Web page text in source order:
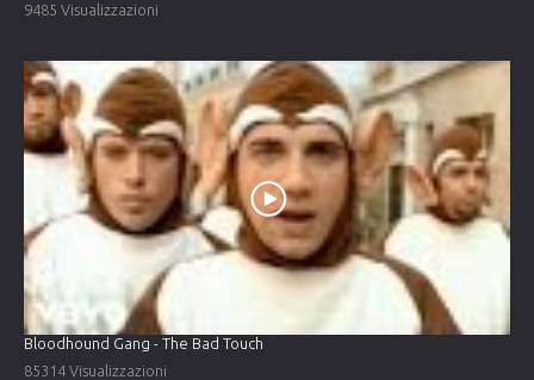
9485 Visualizzazioni
Bloodhound Gang - The Bad Touch
85314 Visualizzazioni